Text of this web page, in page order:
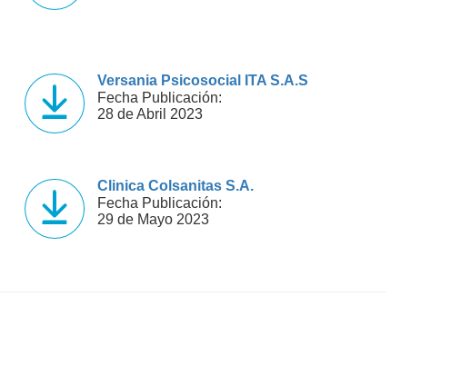
Versania Psicosocial ITA S.A.S
Fecha Publicación:
28 de Abril 2023
Clinica Colsanitas S.A.
Fecha Publicación:
29 de Mayo 2023